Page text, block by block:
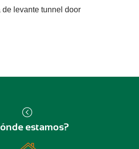
de levante tunnel door
estamos?